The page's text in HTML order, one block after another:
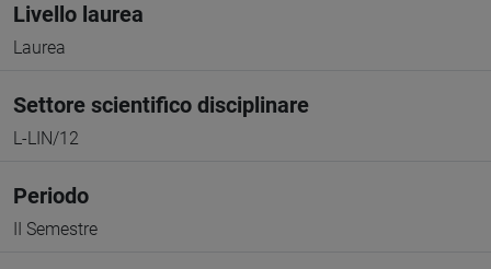
Livello laurea
Laurea
Settore scientifico disciplinare
L-LIN/12
Periodo
II Semestre